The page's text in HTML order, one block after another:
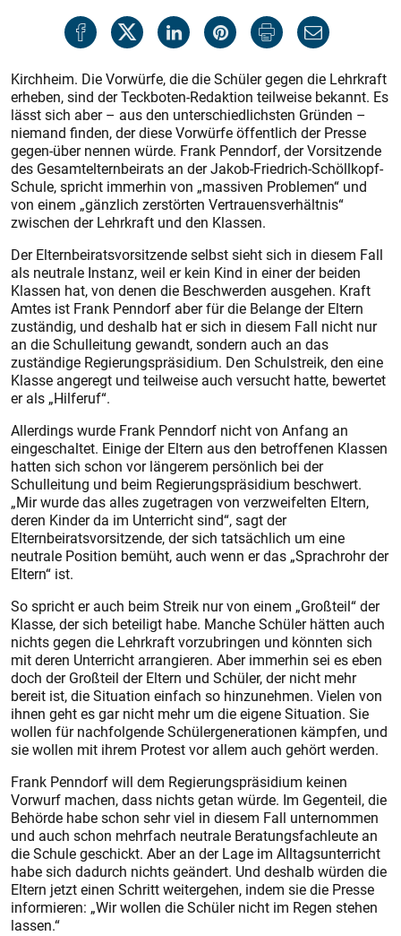
Kirchheim. Die Vorwürfe, die die Schüler gegen die Lehrkraft
erheben, sind der Teckboten-Redaktion teilweise bekannt. Es
lässt sich aber – aus den unterschiedlichsten Gründen –
niemand finden, der diese Vorwürfe öffentlich der Presse
gegen-über nennen würde. Frank Penndorf, der Vorsitzende
des Gesamtelternbeirats an der Jakob-Friedrich-Schöllkopf-
Schule, spricht immerhin von „massiven Problemen“ und
von einem „gänzlich zerstörten Vertrauensverhältnis“
zwischen der Lehrkraft und den Klassen.
Der Elternbeiratsvorsitzende selbst sieht sich in diesem Fall
als neutrale Instanz, weil er kein Kind in einer der beiden
Klassen hat, von denen die Beschwerden ausgehen. Kraft
Amtes ist Frank Penndorf aber für die Belange der Eltern
zuständig, und deshalb hat er sich in diesem Fall nicht nur
an die Schulleitung gewandt, sondern auch an das
zuständige Regierungspräsidium. Den Schulstreik, den eine
Klasse angeregt und teilweise auch versucht hatte, bewertet
er als „Hilferuf“.
Allerdings wurde Frank Penndorf nicht von Anfang an
eingeschaltet. Einige der Eltern aus den betroffenen Klassen
hatten sich schon vor längerem persönlich bei der
Schulleitung und beim Regierungspräsidium beschwert.
„Mir wurde das alles zugetragen von verzweifelten Eltern,
deren Kinder da im Unterricht sind“, sagt der
Elternbeiratsvorsitzende, der sich tatsächlich um eine
neutrale Position bemüht, auch wenn er das „Sprachrohr der
Eltern“ ist.
So spricht er auch beim Streik nur von einem „Großteil“ der
Klasse, der sich beteiligt habe. Manche Schüler hätten auch
nichts gegen die Lehrkraft vorzubringen und könnten sich
mit deren Unterricht arrangieren. Aber immerhin sei es eben
doch der Großteil der Eltern und Schüler, der nicht mehr
bereit ist, die Situation einfach so hinzunehmen. Vielen von
ihnen geht es gar nicht mehr um die eigene Situation. Sie
wollen für nachfolgende Schülergenerationen kämpfen, und
sie wollen mit ihrem Protest vor allem auch gehört werden.
Frank Penndorf will dem Regierungspräsidium keinen
Vorwurf machen, dass nichts getan würde. Im Gegenteil, die
Behörde habe schon sehr viel in diesem Fall unternommen
und auch schon mehrfach neutrale Beratungsfachleute an
die Schule geschickt. Aber an der Lage im Alltagsunterricht
habe sich dadurch nichts geändert. Und deshalb würden die
Eltern jetzt einen Schritt weitergehen, indem sie die Presse
informieren: „Wir wollen die Schüler nicht im Regen stehen
lassen.“